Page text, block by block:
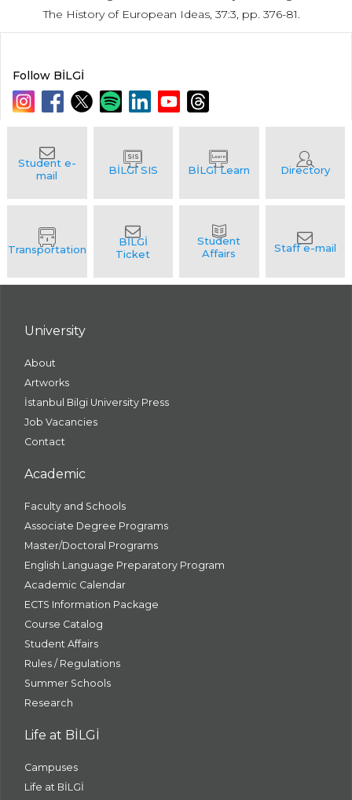
The History of European Ideas, 37:3, pp. 376-81.
Follow BİLGİ
University
About
Artworks
İstanbul Bilgi University Press
Job Vacancies
Contact
Academic
Faculty and Schools
Associate Degree Programs
Master/Doctoral Programs
English Language Preparatory Program
Academic Calendar
ECTS Information Package
Course Catalog
Student Affairs
Rules / Regulations
Summer Schools
Research
Life at BİLGİ
Campuses
Life at BİLGİ